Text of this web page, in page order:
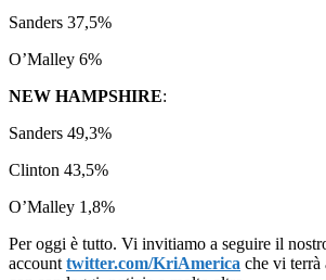
Sanders 37,5%
O’Malley 6%
NEW HAMPSHIRE:
Sanders 49,3%
Clinton 43,5%
O’Malley 1,8%
Per oggi è tutto. Vi invitiamo a seguire il
account twitter.com/KriAmerica che vi terrà